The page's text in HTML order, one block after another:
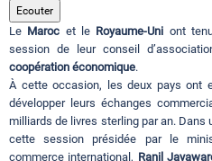
Evenements
Contact
Ecouter
Le Maroc et le Royaume-Uni ont
session de leur conseil
coopération économique.
À cette occasion, les deux pays ont
développer leurs échanges
milliards de livres sterling par an. Dans
cette session présidée par le
commerce international, Ranil